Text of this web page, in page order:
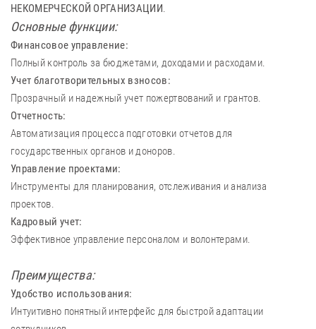
НЕКОМЕРЧЕСКОЙ ОРГАНИЗАЦИИ.
Основные функции:
Финансовое управление:
Полный контроль за бюджетами, доходами и расходами.
Учет благотворительных взносов:
Прозрачный и надежный учет пожертвований и грантов.
Отчетность:
Автоматизация процесса подготовки отчетов для
государственных органов и доноров.
Управление проектами:
Инструменты для планирования, отслеживания и анализа
проектов.
Кадровый учет:
Эффективное управление персоналом и волонтерами.
Преимущества:
Удобство использования:
Интуитивно понятный интерфейс для быстрой адаптации